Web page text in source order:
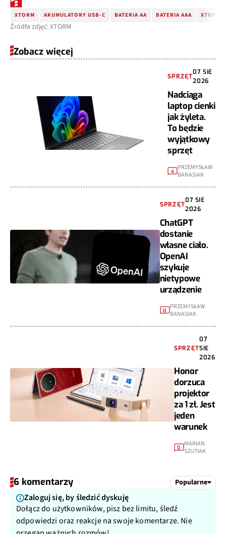
XTORM AKUMULATORY USB-C BATERIA AA BATERIA AAA XTORM
Źródła zdjęć: XTORM
Zobacz więcej
SPRZĘT
07 SIE
2026
Nadciąga
laptop cienki
jak żyleta.
To będzie
wyjątkowy
sprzęt
4 PRZEMYSŁAW
BANASIAK
SPRZĘT
07 SIE
2026
ChatGPT
dostanie
własne ciało.
OpenAI
szykuje
nietypowe
urządzenie
0 PRZEMYSŁAW
BANASIAK
SPRZĘT
07
SIE
2026
Honor
dorzuca
projektor
za 1 zł. Jest
jeden
warunek
0 MARIAN
SZUTIAK
6 komentarzy Popularne
Zaloguj się, by śledzić dyskuję
Dołącz do użytkowników, pisz bez limitu, śledź
odpowiedzi oraz reakcje na swoje komentarze. Nie